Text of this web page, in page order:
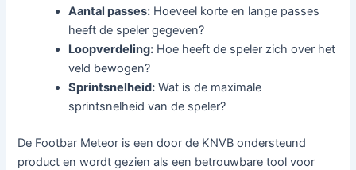
Aantal passes: Hoeveel korte en lange passes
heeft de speler gegeven?
Loopverdeling: Hoe heeft de speler zich over het
veld bewogen?
Sprintsnelheid: Wat is de maximale
sprintsnelheid van de speler?
De Footbar Meteor is een door de KNVB ondersteund
product en wordt gezien als een betrouwbare tool voor